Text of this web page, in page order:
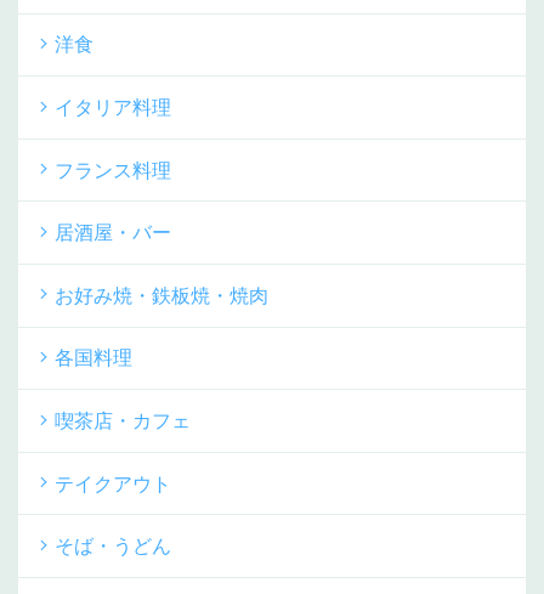
洋食
イタリア料理
フランス料理
居酒屋・バー
お好み焼・鉄板焼・焼肉
各国料理
喫茶店・カフェ
テイクアウト
そば・うどん